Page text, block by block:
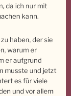
da ich nur mit
kann.
haben, der sie
warum er
er aufgrund
musste und jetzt
es für viele
und vor allem